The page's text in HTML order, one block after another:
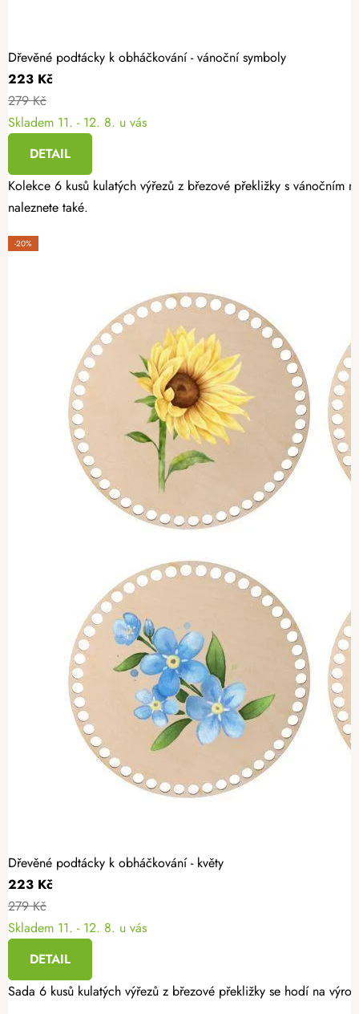
Dřevěné podtácky k obháčkování - vánoční symboly
223 Kč
279 Kč
Skladem 11. - 12. 8. u vás
DETAIL
Kolekce 6 kusů kulatých výřezů z březové překližky s
naleznete také.
-20%
Dřevěné podtácky k obháčkování - květy
223 Kč
279 Kč
Skladem 11. - 12. 8. u vás
DETAIL
Sada 6 kusů kulatých výřezů z březové překližky se hodí na